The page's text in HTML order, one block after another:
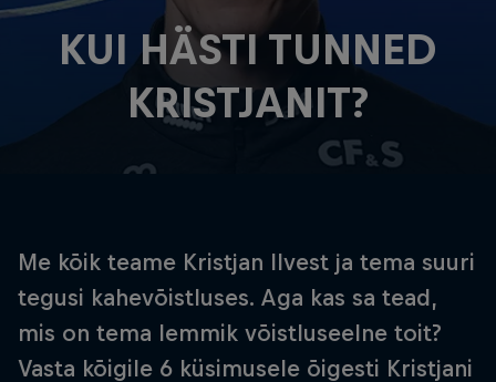
KUI HÄSTI TUNNED
KRISTJANIT?
Me kõik teame Kristjan Ilvest ja tema suuri
tegusi kahevõistluses. Aga kas sa tead,
mis on tema lemmik võistluseelne toit?
Vasta kõigile 6 küsimusele õigesti Kristjani